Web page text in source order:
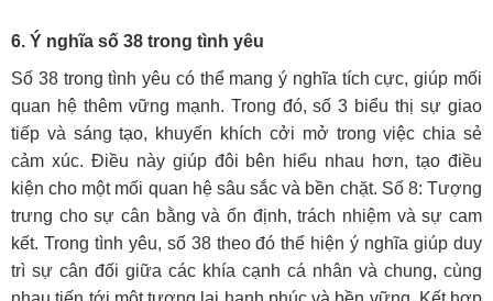
6. Ý nghĩa số 38 trong tình yêu
Số 38 trong tình yêu có thể mang ý nghĩa tích cực, giúp mối
quan hệ thêm vững mạnh. Trong đó, số 3 biểu thị sự giao
tiếp và sáng tạo, khuyến khích cởi mở trong việc chia sẻ
cảm xúc. Điều này giúp đôi bên hiểu nhau hơn, tạo điều
kiện cho một mối quan hệ sâu sắc và bền chặt. Số 8: Tượng
trưng cho sự cân bằng và ổn định, trách nhiệm và sự cam
kết. Trong tình yêu, số 38 theo đó thể hiện ý nghĩa giúp duy
trì sự cân đối giữa các khía cạnh cá nhân và chung, cùng